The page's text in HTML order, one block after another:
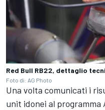
Red Bull RB22, dettaglio
Foto di: AG Photo
Una volta comunicati i
unit idonei al programma